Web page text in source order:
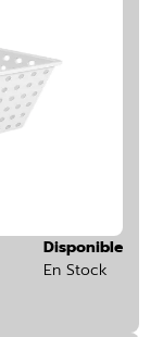
Disponible
En Stock